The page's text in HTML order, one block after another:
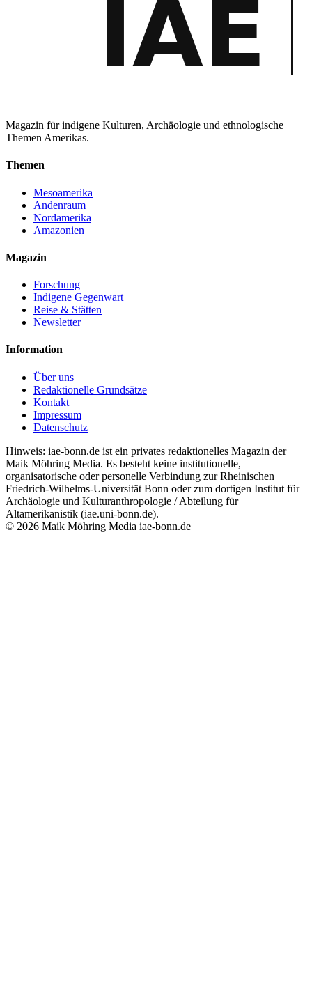
Magazin für indigene Kulturen, Archäologie und ethnologische
Themen Amerikas.
Themen
Mesoamerika
Andenraum
Nordamerika
Amazonien
Magazin
Forschung
Indigene Gegenwart
Reise & Stätten
Newsletter
Information
Über uns
Redaktionelle Grundsätze
Kontakt
Impressum
Datenschutz
Hinweis: iae-bonn.de ist ein privates redaktionelles Magazin der
Maik Möhring Media. Es besteht keine institutionelle,
organisatorische oder personelle Verbindung zur Rheinischen
Friedrich-Wilhelms-Universität Bonn oder zum dortigen Institut für
Archäologie und Kulturanthropologie / Abteilung für
Altamerikanistik (iae.uni-bonn.de).
© 2026 Maik Möhring Media iae-bonn.de